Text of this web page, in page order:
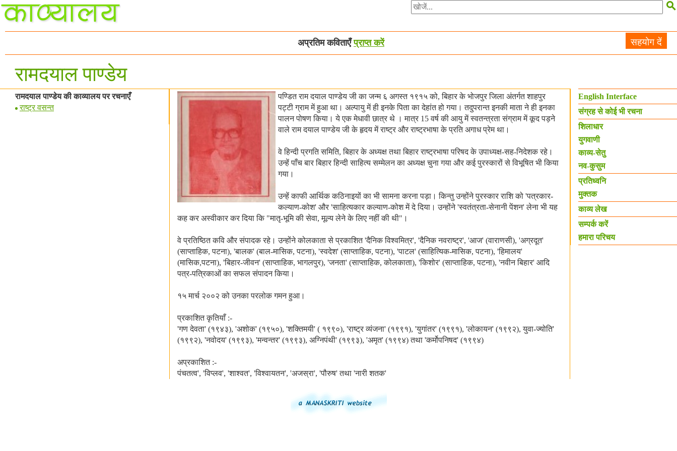

सहयोग दें
अप्रतिम कविताएँप्राप्त करें
रामदयाल पाण्डेय
रामदयाल पाण्डेय की काव्यालय पर रचनाएँ
राष्ट्र वसन्त
पण्डित राम दयाल पाण्डेय जी का जन्म ६ अगस्त १९१५ को, बिहार के भोजपुर जिला अंतर्गत शाहपुर
पट्टी ग्राम में हुआ था। अल्पायु में ही इनके पिता का देहांत हो गया। तदुपरान्त इनकी माता ने ही इनका
पालन पोषण किया। ये एक मेधावी छात्र थे । मात्र 15 वर्ष की आयु में स्वतन्त्रता संग्राम में कूद पड़ने
वाले राम दयाल पाण्डेय जी के हृदय में राष्ट्र और राष्ट्रभाषा के प्रति अगाध प्रेम था।
वे हिन्दी प्रगति समिति, बिहार के अध्यक्ष तथा बिहार राष्ट्रभाषा परिषद के उपाध्यक्ष-सह-निदेशक रहे।
उन्हें पाँच बार बिहार हिन्दी साहित्य सम्मेलन का अध्यक्ष चुना गया और कई पुरस्कारों से विभूषित भी किया
गया।
उन्हें काफी आर्थिक कठिनाइयों का भी सामना करना पड़ा। किन्तु उन्होंने पुरस्कार राशि को 'पत्रकार-
कल्याण-कोश' और 'साहित्यकार कल्याण-कोश में दे दिया। उन्होंने 'स्वतंत्रता-सेनानी पेंशन' लेना भी यह
कह कर अस्वीकार कर दिया कि "मातृ-भूमि की सेवा, मूल्य लेने के लिए नहीं की थी"।
वे प्रतिष्ठित कवि और संपादक रहे। उन्होंने कोलकाता से प्रकाशित 'दैनिक विश्वमित्र', 'दैनिक नवराष्ट्र', 'आज' (वाराणसी), 'अग्रदूत'
(साप्ताहिक, पटना), 'बालक' (बाल-मासिक, पटना), 'स्वदेश' (साप्ताहिक, पटना), 'पाटल' (साहित्यिक-मासिक, पटना), 'हिमालय'
(मासिक,पटना), 'बिहार-जीवन' (साप्ताहिक, भागलपुर), 'जनता' (साप्ताहिक, कोलकाता), 'किशोर' (साप्ताहिक, पटना), 'नवीन बिहार' आदि
पत्र-पत्रिकाओं का सफल संपादन किया।
१५ मार्च २००२ को उनका परलोक गमन हुआ।
प्रकाशित कृतियाँ :-
'गण देवता' (१९४३), 'अशोक' (१९५०), 'शक्तिमयी' ( १९९०), 'राष्ट्र व्यंजना' (१९९१), 'युगांतर' (१९९१), 'लोकायन' (१९९२), युवा-ज्योति'
(१९९२), 'नवोदय' (१९९३), 'मन्वन्तर' (१९९३), अग्निपंथी' (१९९३), 'अमृत' (१९९४) तथा 'कर्मोपनिषद' (१९९४)
अप्रकाशित :-
पंचतत्व', 'विप्लव', 'शाश्वत', 'विश्वायतन', 'अजस्रा', 'पौरुष' तथा 'नारी शतक'
English Interface
संग्रह से कोई भी रचना
शिलाधार
युगवाणी
काव्य-सेतु
नव-कुसुम
प्रतिध्वनि
मुक्तक
काव्य लेख
सम्पर्क करें
हमारा परिचय